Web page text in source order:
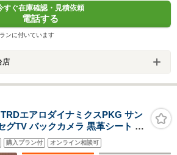
すぐ在庫確認・見積依頼
電話する
ンに付いています
店
エアロダイナミクスPKG サン
グTV バックカメラ 黒革シート シ
チレーション メモリ機能付きパ
イト 純正19インチAW 前後ドラ
購入プラン付 オンライン相談可